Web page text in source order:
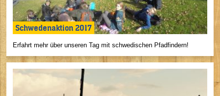
Schwedenaktion 2017
Erfahrt mehr über unseren Tag mit schwedischen Pfadfindern!